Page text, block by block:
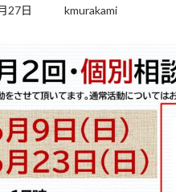
27日 kmurakami